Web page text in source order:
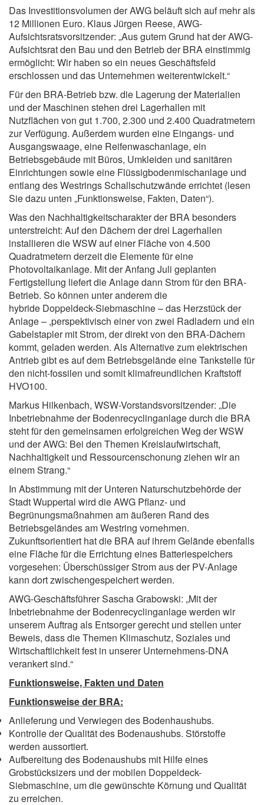
Das Investitionsvolumen der AWG beläuft sich auf mehr als
12 Millionen Euro. Klaus Jürgen Reese, AWG-
Aufsichtsratsvorsitzender: „Aus gutem Grund hat der AWG-
Aufsichtsrat den Bau und den Betrieb der BRA einstimmig
ermöglicht: Wir haben so ein neues Geschäftsfeld
erschlossen und das Unternehmen weiterentwickelt.“
Für den BRA-Betrieb bzw. die Lagerung der Materialien
und der Maschinen stehen drei Lagerhallen mit
Nutzflächen von gut 1.700, 2.300 und 2.400 Quadratmetern
zur Verfügung. Außerdem wurden eine Eingangs- und
Ausgangswaage, eine Reifenwaschanlage, ein
Betriebsgebäude mit Büros, Umkleiden und sanitären
Einrichtungen sowie eine Flüssigbodenmischanlage und
entlang des Westrings Schallschutzwände errichtet (lesen
Sie dazu unten „Funktionsweise, Fakten, Daten“).
Was den Nachhaltigkeitscharakter der BRA besonders
unterstreicht: Auf den Dächern der drei Lagerhallen
installieren die WSW auf einer Fläche von 4.500
Quadratmetern derzeit die Elemente für eine
Photovoltaikanlage. Mit der Anfang Juli geplanten
Fertigstellung liefert die Anlage dann Strom für den BRA-
Betrieb. So können unter anderem die
hybride Doppeldeck-Siebmaschine – das Herzstück der
Anlage – ,perspektivisch einer von zwei Radladern und ein
Gabelstapler mit Strom, der direkt von den BRA-Dächern
kommt, geladen werden. Als Alternative zum elektrischen
Antrieb gibt es auf dem Betriebsgelände eine Tankstelle für
den nicht-fossilen und somit klimafreundlichen Kraftstoff
HVO100.
Markus Hilkenbach, WSW-Vorstandsvorsitzender: „Die
Inbetriebnahme der Bodenrecyclinganlage durch die BRA
steht für den gemeinsamen erfolgreichen Weg der WSW
und der AWG: Bei den Themen Kreislaufwirtschaft,
Nachhaltigkeit und Ressourcenschonung ziehen wir an
einem Strang.“
In Abstimmung mit der Unteren Naturschutzbehörde der
Stadt Wuppertal wird die AWG Pflanz- und
Begrünungsmaßnahmen am äußeren Rand des
Betriebsgeländes am Westring vornehmen.
Zukunftsorientiert hat die BRA auf ihrem Gelände ebenfalls
eine Fläche für die Errichtung eines Batteriespeichers
vorgesehen: Überschüssiger Strom aus der PV-Anlage
kann dort zwischengespeichert werden.
AWG-Geschäftsführer Sascha Grabowski: „Mit der
Inbetriebnahme der Bodenrecyclinganlage werden wir
unserem Auftrag als Entsorger gerecht und stellen unter
Beweis, dass die Themen Klimaschutz, Soziales und
Wirtschaftlichkeit fest in unserer Unternehmens-DNA
verankert sind.“
Funktionsweise, Fakten und Daten
Funktionsweise der BRA:
Anlieferung und Verwiegen des Bodenhaushubs.
Kontrolle der Qualität des Bodenaushubs. Störstoffe
werden aussortiert.
Aufbereitung des Bodenaushubs mit Hilfe eines
Grobstücksizers und der mobilen Doppeldeck-
Siebmaschine, um die gewünschte Körnung und Qualität
zu erreichen.